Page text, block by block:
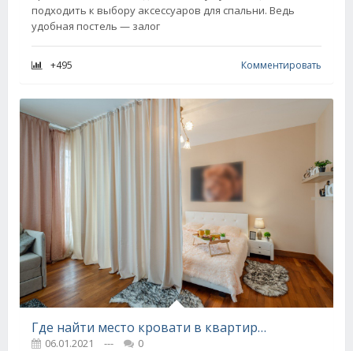
подходить к выбору аксессуаров для спальни. Ведь
удобная постель — залог
+495 Комментировать
Где найти место кровати в квартире-студии, если трясешься над каждым сантиметром
06.01.2021 ---
0